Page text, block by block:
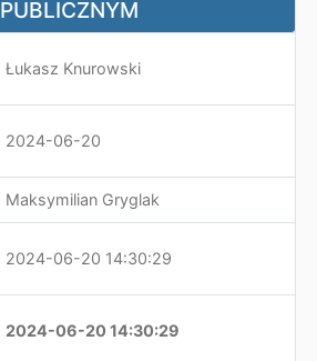
PUBLICZNYM
Łukasz Knurowski
2024-06-20
Maksymilian Gryglak
2024-06-20 14:30:29
2024-06-20 14:30:29